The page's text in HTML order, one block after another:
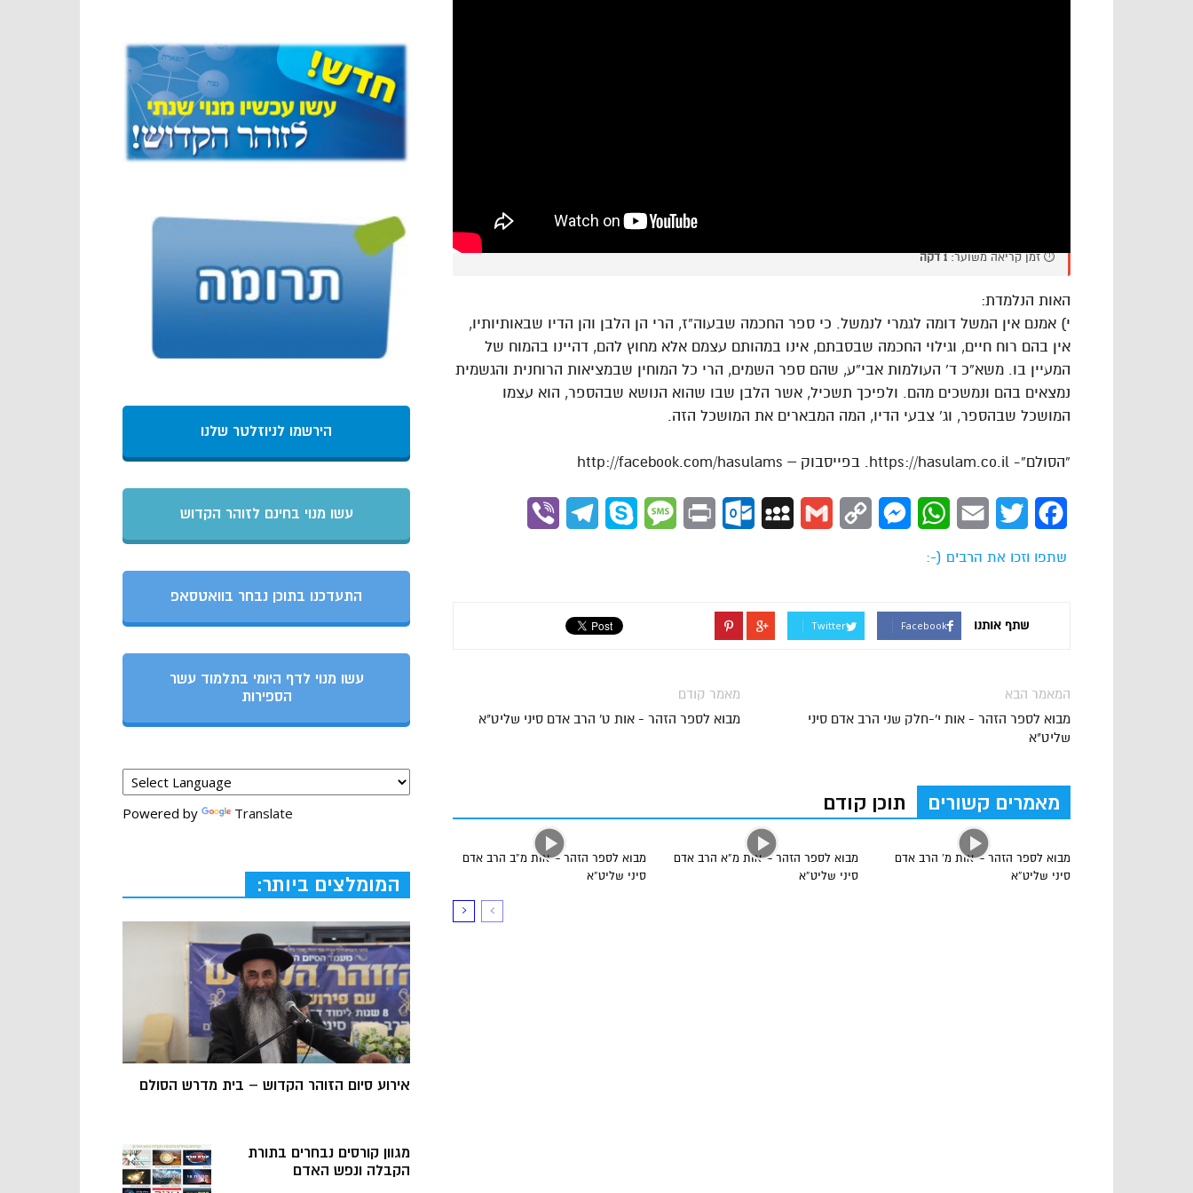
⏱️ זמן קריאה משוער:1 דקה
האות הנלמדת:
י) אמנם אין המשל דומה לגמרי לנמשל. כי ספר החכמה שבעוה”ז, הרי הן הלבן והן הדיו שבאותיותיו,
אין בהם רוח חיים, וגילוי החכמה שבסבתם, אינו במהותם עצמם אלא מחוץ להם, דהיינו בהמוח של
המעיין בו. משא”כ ד’ העולמות אבי”ע, שהם ספר השמים, הרי כל המוחין שבמציאות הרוחנית והגשמית
נמצאים בהם ונמשכים מהם. ולפיכך תשכיל, אשר הלבן שבו שהוא הנושא שבהספר, הוא עצמו
המושכל שבהספר, וג’ צבעי הדיו, המה המבארים את המושכל הזה.
“הסולם”- https://hasulam.co.il. בפייסבוק – http://facebook.com/hasulams
Facebook
Twitter
Email
WhatsApp
Messenger
Copy
Gmail
MySpace
Outlook.com
Print
Message
Skype
Telegram
שתפו וזכו את הרבים (-:
שתף אותנו Facebook
Twitter
מאמר קודם
מבוא לספר הזהר - אות ט' הרב אדם סיני שליט"א
המאמר הבא
מבוא לספר הזהר - אות י'-חלק שני הרב אדם סיני
שליט"א
מאמרים קשורים תוכן קודם
מבוא לספר הזהר – אות מ”ב הרב אדם
סיני שליט”א
מבוא לספר הזהר – אות מ”א הרב אדם
סיני שליט”א
מבוא לספר הזהר – אות מ’ הרב אדם
סיני שליט”א
הירשמו לניוזלטר שלנו
עשו מנוי בחינם לזוהר הקדוש
התעדכנו בתוכן נבחר בוואטסאפ
עשו מנוי לדף היומי בתלמוד עשר
הספירות
Powered by Translate
המומלצים ביותר:
אירוע סיום הזוהר הקדוש – בית מדרש הסולם
מגוון קורסים נבחרים בתורת
הקבלה ונפש האדם